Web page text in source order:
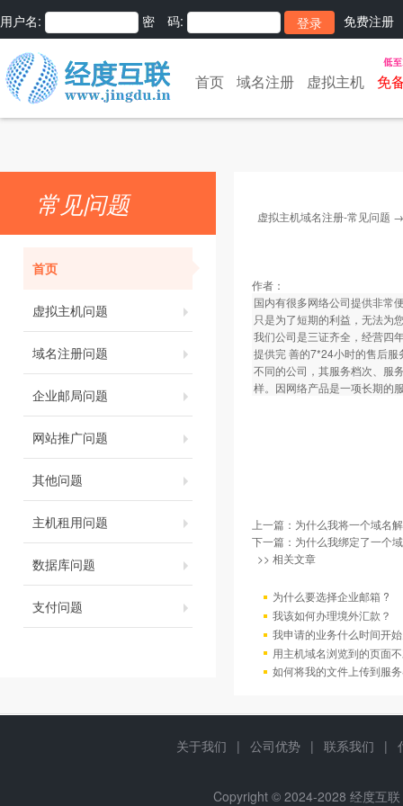
用户名: 密 码: 免费注册
首页 域名注册 虚拟主机 免
常见问题
首页
虚拟主机问题
域名注册问题
企业邮局问题
网站推广问题
其他问题
主机租用问题
数据库问题
支付问题
虚拟主机域名注册-常见问题
作者：
国内有很多网络公司提供非常
只是为了短期的利益，无法为
我们公司是三证齐全，经营四
提供完 善的7*24小时的售后
不同的公司，其服务档次、服
样。因网络产品是一项长期的
上一篇： 为什么我将一个域名
下一篇： 为什么我绑定了一个
>> 相关文章
为什么要选择企业邮箱 ?
我该如何办理境外汇款？
我申请的业务什么时间开
用主机域名浏览到的页面
如何将我的文件上传到服
关于我们 | 公司优势 | 联系我们 |
Copyright © 2024-2028 经度互